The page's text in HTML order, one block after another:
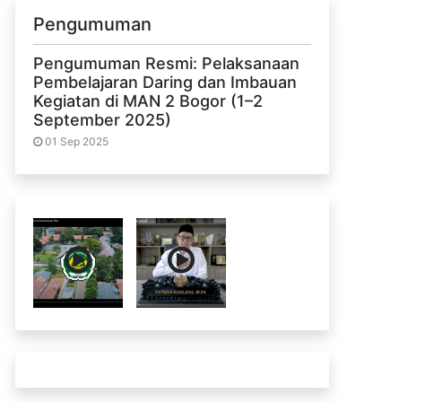
Pengumuman
Pengumuman Resmi: Pelaksanaan
Pembelajaran Daring dan Imbauan
Kegiatan di MAN 2 Bogor (1–2
September 2025)
01 Sep 2025